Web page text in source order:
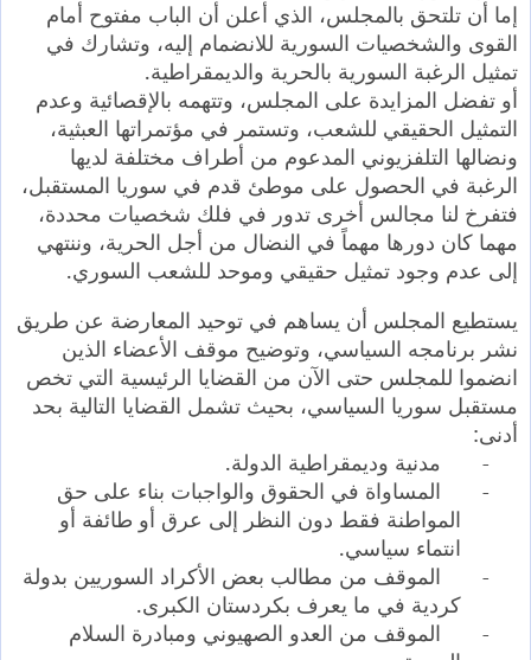
إما أن تلتحق بالمجلس، الذي أعلن أن الباب مفتوح أمام
القوى والشخصيات السورية للانضمام إليه، وتشارك في
تمثيل الرغبة السورية بالحرية والديمقراطية.
أو تفضل المزايدة على المجلس، وتتهمه بالإقصائية وعدم
التمثيل الحقيقي للشعب، وتستمر في مؤتمراتها العبثية،
ونضالها التلفزيوني المدعوم من أطراف مختلفة لديها
الرغبة في الحصول على موطئ قدم في سوريا المستقبل،
فتفرخ لنا مجالس أخرى تدور في فلك شخصيات محددة،
مهما كان دورها مهماً في النضال من أجل الحرية، وننتهي
إلى عدم وجود تمثيل حقيقي وموحد للشعب السوري.
يستطيع المجلس أن يساهم في توحيد المعارضة عن طريق
نشر برنامجه السياسي، وتوضيح موقف الأعضاء الذين
انضموا للمجلس حتى الآن من القضايا الرئيسية التي تخص
مستقبل سوريا السياسي، بحيث تشمل القضايا التالية بحد
أدنى:
-
مدنية وديمقراطية الدولة.
-
المساواة في الحقوق والواجبات بناء على حق
المواطنة فقط دون النظر إلى عرق أو طائفة أو
انتماء سياسي.
-
الموقف من مطالب بعض الأكراد السوريين بدولة
كردية في ما يعرف بكردستان الكبرى.
-
الموقف من العدو الصهيوني ومبادرة السلام